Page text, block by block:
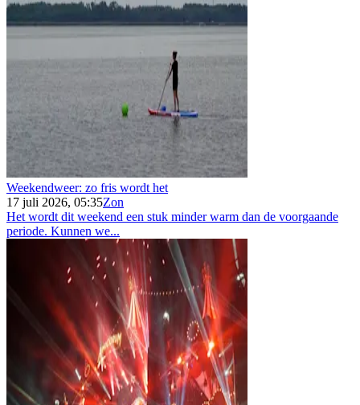
Weekendweer: zo fris wordt het
17 juli 2026, 05:35Zon
Het wordt dit weekend een stuk minder warm dan de voorgaande
periode. Kunnen we...